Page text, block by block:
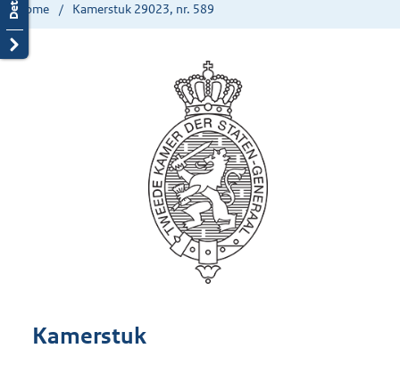
Home Kamerstuk 29023, nr. 589
Kamerstuk